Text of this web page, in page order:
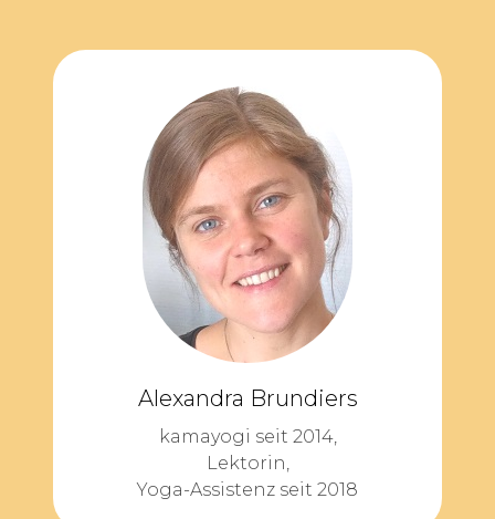
Alexandra Brundiers
kamayogi seit 2014,
Lektorin,
Yoga-Assistenz seit 2018